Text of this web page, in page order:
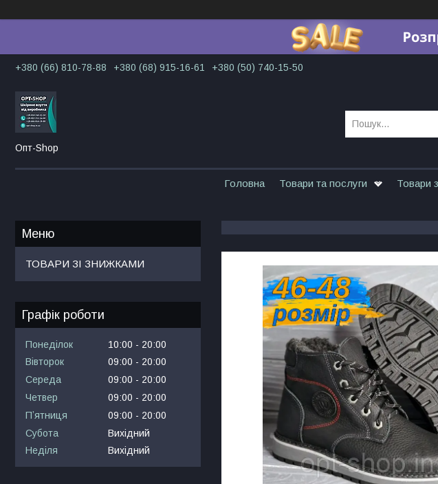
+380 (66) 810-78-88 +380 (68) 915-16-61 +380 (50) 740-15-50
Опт-Shop
Головна Товари та послуги Товари
ТОВАРИ ЗІ ЗНИЖКАМИ
Графік роботи
Понеділок 10:00
20:00
Вівторок
09:00
20:00
Середа
09:00
20:00
Четвер
09:00
20:00
Пʼятниця
09:00
20:00
Субота
Вихідний
Неділя
Вихідний